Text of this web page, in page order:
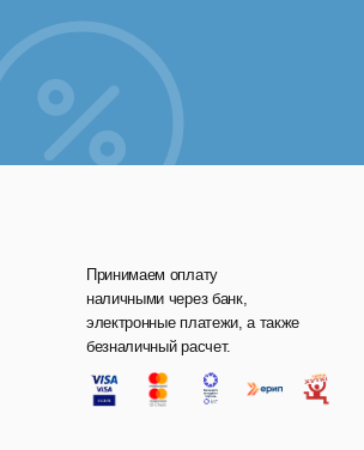
Принимаем оплату
наличными через банк,
электронные платежи, а также
безналичный расчет.